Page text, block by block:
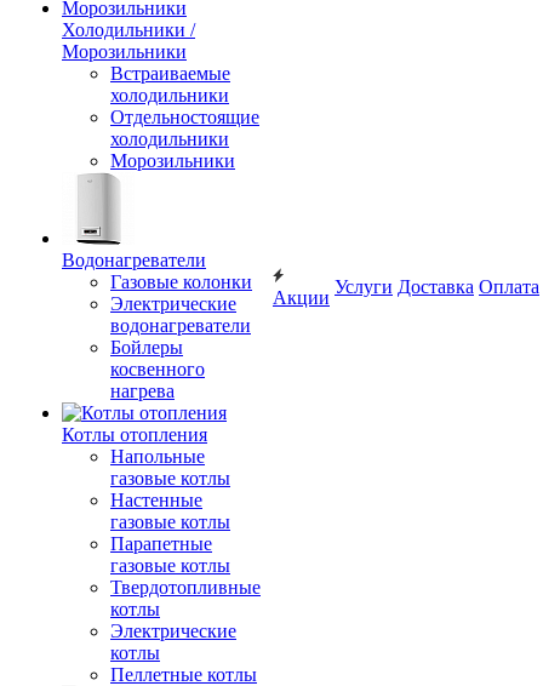
Холодильники /
Морозильники
Встраиваемые
холодильники
Отдельностоящие
холодильники
Морозильники
Водонагреватели
Газовые колонки
Электрические
водонагреватели
Бойлеры
косвенного
нагрева
Котлы отопления
Напольные
газовые котлы
Настенные
газовые котлы
Парапетные
газовые котлы
Твердотопливные
котлы
Электрические
котлы
Пеллетные котлы
Акции
Услуги Доставка Оплата